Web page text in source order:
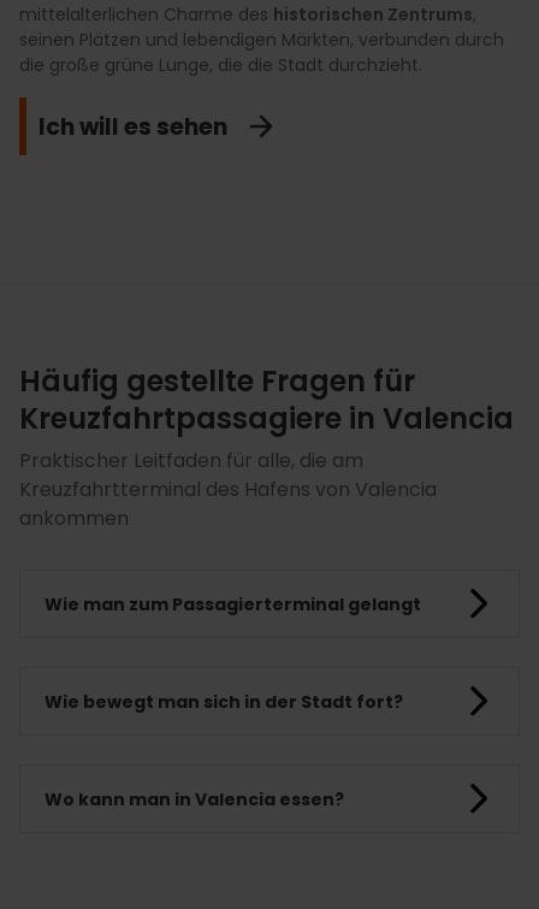
mittelalterlichen Charme des historischen Zentrums,
seinen Plätzen und lebendigen Märkten, verbunden durch
die große grüne Lunge, die die Stadt durchzieht.
Ich will es sehen
klassischen Tourismus hinausgehen, wie das Erkunden von
Naturräumen, in denen die lokale Gastronomie entsteht,
das aktive Besichtigen der bekanntesten
Kulturschätze, die die Stadt zum Leben erwecken.
authentische Stadt erlebbar machen durchzugängliche
und einzigartige Aktivitäten im Mittelmeerraum,
darunter private Führungen, gehobene Gastronomie und
Häufig gestellte Fragen für
Kreuzfahrtpassagiere in Valencia
Praktischer Leitfaden für alle, die am
Kreuzfahrtterminal des Hafens von Valencia
ankommen
Wie man zum Passagierterminal gelangt
Wie bewegt man sich in der Stadt fort?
Wo kann man in Valencia essen?